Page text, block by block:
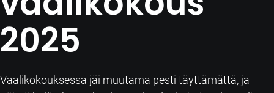
2025
Vaalikokouksessa jäi muutama pesti täyttämättä, ja